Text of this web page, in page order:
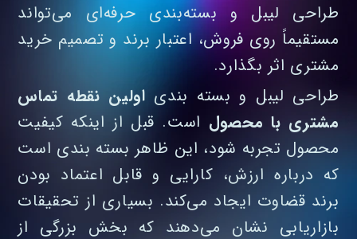
طراحی لیبل و بسته‌بندی حرفه‌ای می‌تواند
مستقیماً روی فروش، اعتبار برند و تصمیم خرید
مشتری اثر بگذارد.
طراحی لیبل و بسته بندی اولین نقطه تماس
مشتری با محصول است. قبل از اینکه کیفیت
محصول تجربه شود، این ظاهر بسته‌ بندی است
که درباره ارزش، کارایی و قابل‌ اعتماد بودن
برند قضاوت ایجاد می‌کند. بسیاری از تحقیقات
بازاریابی نشان می‌دهند که بخش بزرگی از